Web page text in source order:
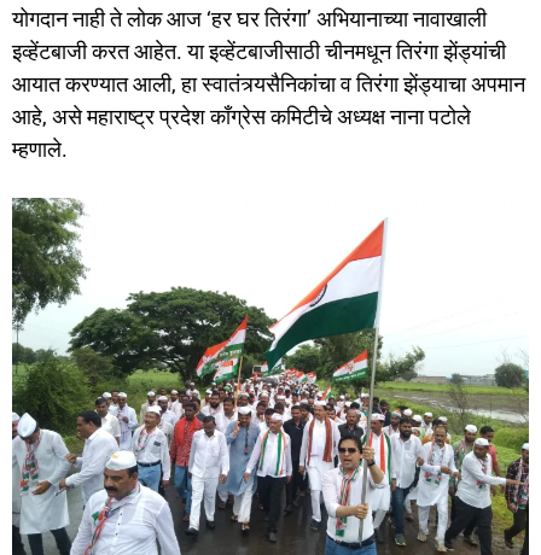
योगदान नाही ते लोक आज ‘हर घर तिरंगा’ अभियानाच्या नावाखाली
इव्हेंटबाजी करत आहेत. या इव्हेंटबाजीसाठी चीनमधून तिरंगा झेंड्यांची
आयात करण्यात आली, हा स्वातंत्र्यसैनिकांचा व तिरंगा झेंड्याचा अपमान
आहे, असे महाराष्ट्र प्रदेश काँग्रेस कमिटीचे अध्यक्ष नाना पटोले
म्हणाले.